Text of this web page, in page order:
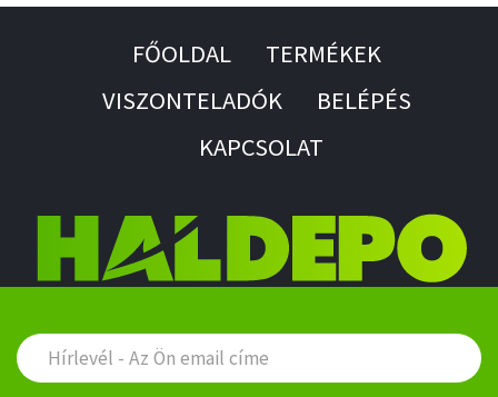
FŐOLDAL
TERMÉKEK
VISZONTELADÓK
BELÉPÉS
KAPCSOLAT